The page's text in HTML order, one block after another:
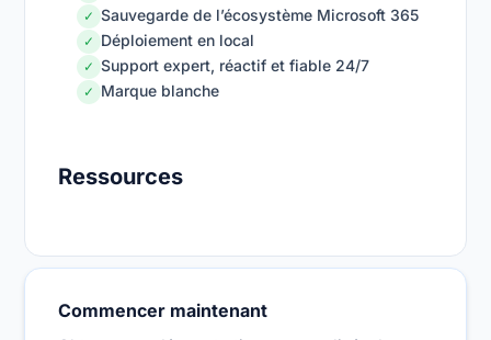
✓ Sauvegarde de l’écosystème Microsoft 365
✓ Déploiement en local
✓ Support expert, réactif et fiable 24/7
✓ Marque blanche
Ressources
Commencer maintenant